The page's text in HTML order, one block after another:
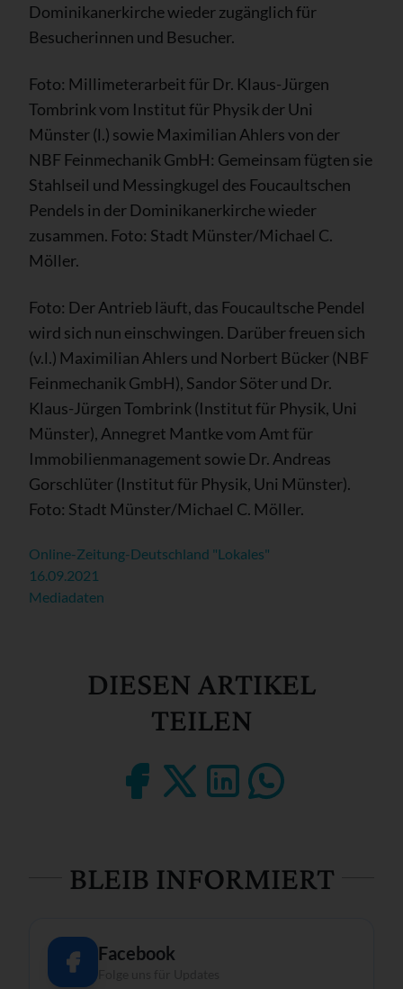
Dominikanerkirche wieder zugänglich für
Besucherinnen und Besucher.
Foto: Millimeterarbeit für Dr. Klaus-Jürgen
Tombrink vom Institut für Physik der Uni
Münster (l.) sowie Maximilian Ahlers von der
NBF Feinmechanik GmbH: Gemeinsam fügten sie
Stahlseil und Messingkugel des Foucaultschen
Pendels in der Dominikanerkirche wieder
zusammen. Foto: Stadt Münster/Michael C.
Möller.
Foto: Der Antrieb läuft, das Foucaultsche Pendel
wird sich nun einschwingen. Darüber freuen sich
(v.l.) Maximilian Ahlers und Norbert Bücker (NBF
Feinmechanik GmbH), Sandor Söter und Dr.
Klaus-Jürgen Tombrink (Institut für Physik, Uni
Münster), Annegret Mantke vom Amt für
Immobilienmanagement sowie Dr. Andreas
Gorschlüter (Institut für Physik, Uni Münster).
Foto: Stadt Münster/Michael C. Möller.
Online-Zeitung-Deutschland "Lokales"
16.09.2021
Mediadaten
DIESEN ARTIKEL
TEILEN
BLEIB INFORMIERT
Facebook